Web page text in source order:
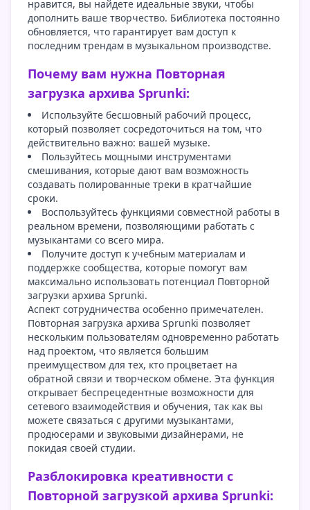
нравится, вы найдете идеальные звуки, чтобы
дополнить ваше творчество. Библиотека постоянно
обновляется, что гарантирует вам доступ к
последним трендам в музыкальном производстве.
Почему вам нужна Повторная
загрузка архива Sprunki:
Используйте бесшовный рабочий процесс,
который позволяет сосредоточиться на том, что
действительно важно: вашей музыке.
Пользуйтесь мощными инструментами
смешивания, которые дают вам возможность
создавать полированные треки в кратчайшие
сроки.
Воспользуйтесь функциями совместной работы в
реальном времени, позволяющими работать с
музыкантами со всего мира.
Получите доступ к учебным материалам и
поддержке сообщества, которые помогут вам
максимально использовать потенциал Повторной
загрузки архива Sprunki.
Аспект сотрудничества особенно примечателен.
Повторная загрузка архива Sprunki позволяет
нескольким пользователям одновременно работать
над проектом, что является большим
преимуществом для тех, кто процветает на
обратной связи и творческом обмене. Эта функция
открывает беспрецедентные возможности для
сетевого взаимодействия и обучения, так как вы
можете связаться с другими музыкантами,
продюсерами и звуковыми дизайнерами, не
покидая своей студии.
Разблокировка креативности с
Повторной загрузкой архива Sprunki: